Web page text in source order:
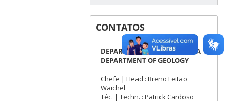
CONTATOS
DEPARTAMENTO DE GEOLOGIA
DEPARTMENT OF GEOLOGY
Chefe | Head : Breno Leitão
Waichel
Téc. | Techn. : Patrick Cardoso